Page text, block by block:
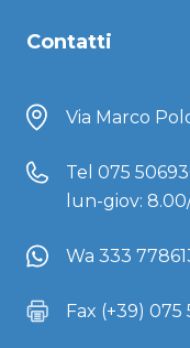
Contatti
Via Marco
Tel 075
lun-giov:
Wa 333
Fax (+39) 075